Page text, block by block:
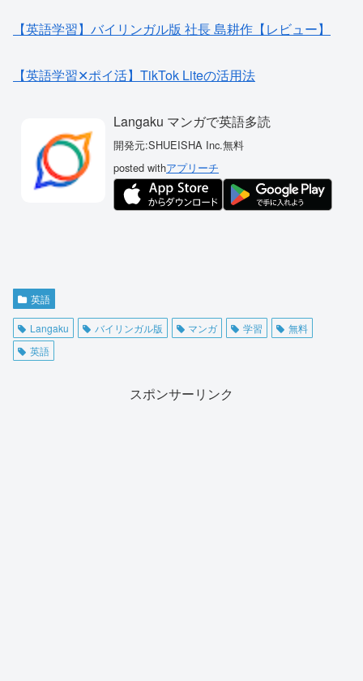
【英語学習】バイリンガル版 社長 島耕作【レビュー】
【英語学習✕ポイ活】TikTok Liteの活用法
Langaku マンガで英語多読
開発元:SHUEISHA Inc.無料
posted withアプリーチ
英語
Langaku バイリンガル版 マンガ 学習
無料
英語
スポンサーリンク